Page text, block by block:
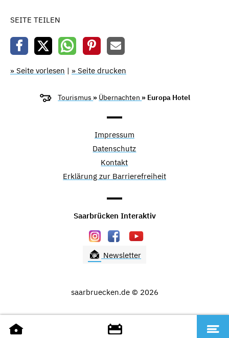
SEITE TEILEN
» Seite vorlesen | » Seite drucken
Tourismus » Übernachten » Europa Hotel
Impressum
Datenschutz
Kontakt
Erklärung zur Barrierefreiheit
Saarbrücken Interaktiv
Newsletter
saarbruecken.de © 2026